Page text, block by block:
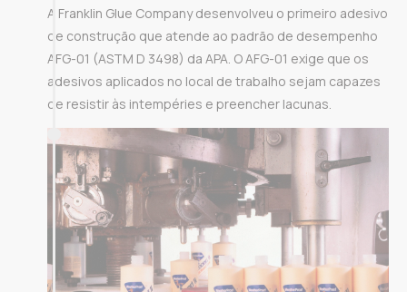
A Franklin Glue Company desenvolveu o primeiro adesivo
de construção que atende ao padrão de desempenho
AFG-01 (ASTM D 3498) da APA. O AFG-01 exige que os
adesivos aplicados no local de trabalho sejam capazes
de resistir às intempéries e preencher lacunas.